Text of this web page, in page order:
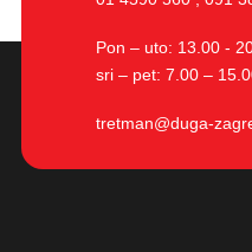
Pon – uto: 13.00 -
sri – pet: 7.00 –
tretman@duga-